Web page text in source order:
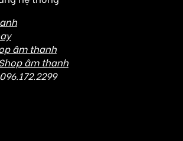
âm thanh
âm thanh
096.172.2299